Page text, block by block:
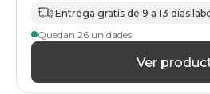
Entrega gratis de 9 a 13 días
Quedan 26 unidades
Ver